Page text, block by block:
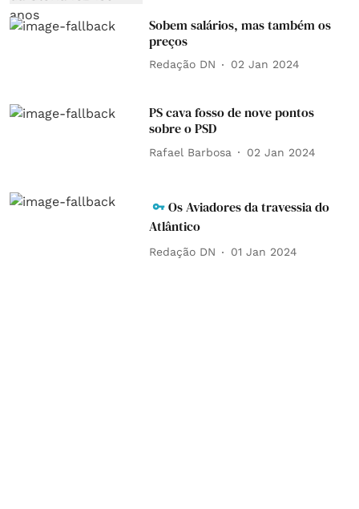
Sobem salários, mas também os
preços
Redação DN 02 Jan 2024
PS cava fosso de nove pontos
sobre o PSD
Rafael Barbosa 02 Jan 2024
Os Aviadores da travessia do
Atlântico
Redação DN 01 Jan 2024